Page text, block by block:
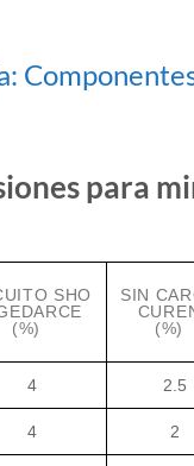
para
SHO
(%)
SIN
(%)
4 2.5
4 2